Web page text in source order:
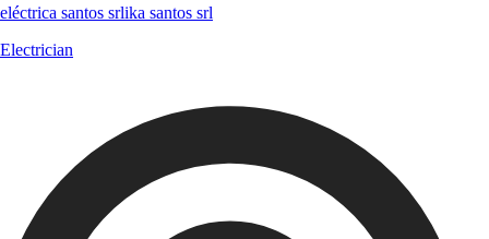
eléctrica santos srlika santos srl
Electrician